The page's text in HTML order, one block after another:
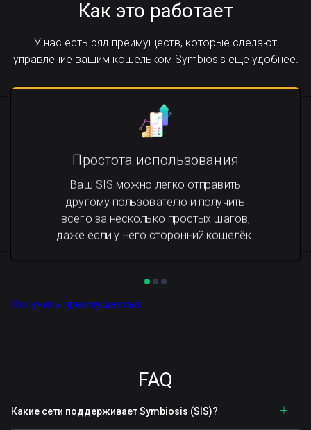
Как это работает
У нас есть ряд преимуществ, которые сделают
управление вашим кошельком Symbiosis ещё удобнее.
Простота использования
Ваш SIS можно легко отправить
другому пользователю и получить
всего за несколько простых шагов,
даже если у него сторонний кошелёк.
Получить преимущества
FAQ
Какие сети поддерживает Symbiosis (SIS)?